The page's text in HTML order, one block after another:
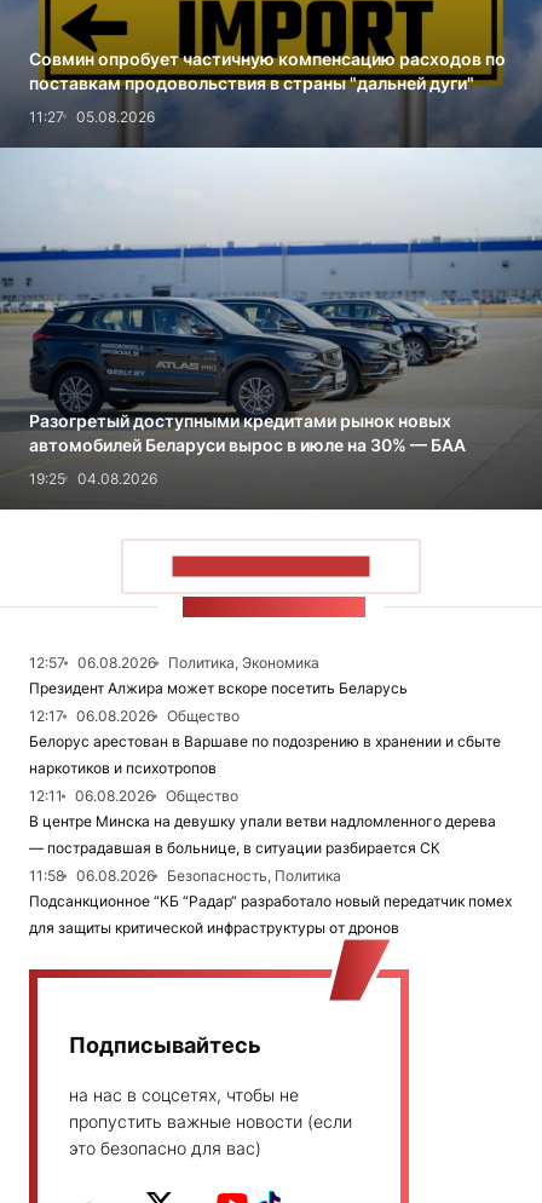
Совмин опробует частичную компенсацию расходов по
поставкам продовольствия в страны "дальней дуги"
11:27 05.08.2026
Разогретый доступными кредитами рынок новых
автомобилей Беларуси вырос в июле на 30% — БАА
19:25 04.08.2026
12:57 06.08.2026
Политика, Экономика
Президент Алжира может вскоре посетить Беларусь
12:17
06.08.2026
Общество
Белорус арестован в Варшаве по подозрению в хранении и сбыте
наркотиков и психотропов
12:11
06.08.2026
Общество
В центре Минска на девушку упали ветви надломленного дерева
— пострадавшая в больнице, в ситуации разбирается СК
11:58
06.08.2026
Безопасность, Политика
Подсанкционное “КБ “Радар“ разработало новый передатчик помех
для защиты критической инфраструктуры от дронов
Подписывайтесь
на нас в соцсетях, чтобы не
пропустить важные новости (если
это безопасно для вас)